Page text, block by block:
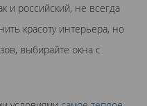
и российский, не всегда
красоту интерьера, но
выбирайте окна с